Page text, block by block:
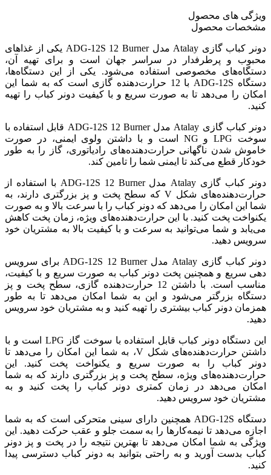
ویژگی های محصول
مشخصات محصول
دونر کباب گازی Atalay مدل ADG-12S 12 Burner یکی از غذاهای
محبوب و پرطرفدار در سراسر جهان است و برای تهیه آن،
دستگاه‌های مخصوصی استفاده می‌شود. یکی از این دستگاه‌ها،
دستگاه ADG-12S با 12 حرارت‌دهنده گازی است که به شما این
امکان را می‌دهد تا به صورت سریع و با کیفیت دونر کباب را تهیه
کنید.
دونر کباب گازی Atalay مدل ADG-12S 12 Burner قابل استفاده با
سوخت LPG و NG است و با داشتن ولوی ایمنی، در صورت
خاموش شدن ناگهانی حرارت‌دهنده‌های رادیاتوری، گاز را به طور
خودکار قطع می‌کند تا ایمنی شما را تامین کند.
دونر کباب گازی Atalay مدل ADG-12S 12 Burner با استفاده از
حرارت‌دهنده‌های شکل V که سطح پخت و پز بزرگتری دارند، به
شما این امکان را می‌دهد که دونر کباب را با سرعت بالا و به صورت
یکنواخت پخت کنید. با این حرارت‌دهنده‌های ویژه، زمان پخت کاهش
می‌یابد و شما می‌توانید به سرعت و با کیفیت بالا به مشتریان خود
سرویس دهید.
دونر کباب گازی Atalay مدل ADG-12S 12 Burner برای سرویس
دهی سریع و همچنین پخت دونر کباب به صورت سریع و با کیفیت،
مناسب است. با داشتن 12 حرارت‌دهنده گازی، سطح پخت و پز
دستگاه بزرگتر می‌شود و این به شما امکان می‌دهد تا به طور
همزمان دونر کباب بیشتری را تهیه کنید و به مشتریان خود سرویس
دهید.
این دستگاه دونر کباب قابل استفاده با سوخت گاز LPG است و با
داشتن حرارت‌دهنده‌های شکل V، به شما این امکان را می‌دهد تا
دونر کباب را به صورت سریع و یکنواخت پخت کنید. این
حرارت‌دهنده‌های ویژه، سطح پخت و پز بزرگتری دارند که به شما
امکان می‌دهد در زمان کمتری دونر کباب را پخت کنید و به
مشتریان خود سرویس دهید.
دستگاه ADG-12S همچنین دارای سینی متحرکی است که به شما
اجازه می‌دهد تا نیمه‌کارها را به سمت جلو و عقب حرکت دهید. این
ویژگی به شما امکان می‌دهد تا بهترین نتیجه را در پخت و پز دونر
کباب بدست آورید و به راحتی بتوانید به دونر کباب دسترسی پیدا
کنید.